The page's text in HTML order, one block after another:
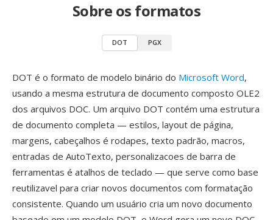
Sobre os formatos
DOT PGX
DOT é o formato de modelo binário do Microsoft Word,
usando a mesma estrutura de documento composto OLE2
dos arquivos DOC. Um arquivo DOT contém uma estrutura
de documento completa — estilos, layout de página,
margens, cabeçalhos é rodapes, texto padrão, macros,
entradas de AutoTexto, personalizacoes de barra de
ferramentas é atalhos de teclado — que serve como base
reutilizavel para criar novos documentos com formatação
consistente. Quando um usuário cria um novo documento